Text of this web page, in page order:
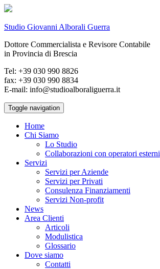
Studio Giovanni Alborali Guerra
Dottore Commercialista e Revisore Contabile
in Provincia di Brescia
Tel: +39 030 990 8826
fax: +39 030 990 8834
E-mail: info@studioalboraliguerra.it
Toggle navigation
Home
Chi Siamo
Lo Studio
Collaborazioni con operatori esterni
Servizi
Servizi per Aziende
Servizi per Privati
Consulenza Finanziamenti
Servizi Non-profit
News
Area Clienti
Articoli
Modulistica
Glossario
Dove siamo
Contatti